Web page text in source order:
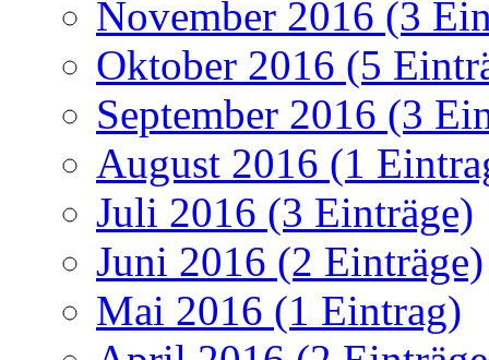
November 2016 (3
Oktober 2016 (5
September 2016 (3
August 2016 (1
Juli 2016 (3 Einträge)
Juni 2016 (2 Einträge)
Mai 2016 (1 Eintrag)